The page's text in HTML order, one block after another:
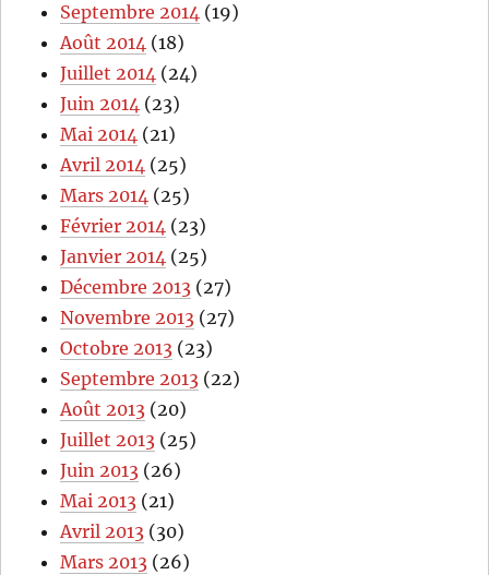
Septembre 2014 (19)
Août 2014 (18)
Juillet 2014 (24)
Juin 2014 (23)
Mai 2014 (21)
Avril 2014 (25)
Mars 2014 (25)
Février 2014 (23)
Janvier 2014 (25)
Décembre 2013 (27)
Novembre 2013 (27)
Octobre 2013 (23)
Septembre 2013 (22)
Août 2013 (20)
Juillet 2013 (25)
Juin 2013 (26)
Mai 2013 (21)
Avril 2013 (30)
Mars 2013 (26)